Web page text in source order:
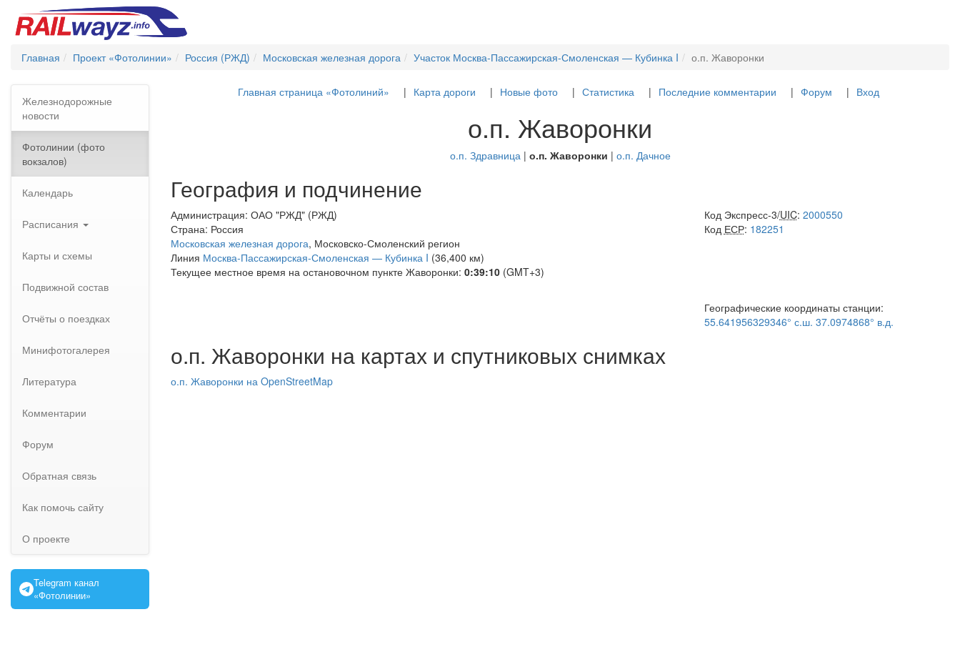
Главная Проект «Фотолинии» Россия (РЖД) Московская железная дорога Участок Москва-Пассажирская-Смоленская — Кубинка I о.п. Жаворонки
Железнодорожные
новости
Фотолинии (фото
вокзалов)
Календарь
Расписания
Карты и схемы
Подвижной состав
Отчёты о поездках
Минифотогалерея
Литература
Комментарии
Форум
Обратная связь
Как помочь сайту
О проекте
Telegram канал
«Фотолинии»
Главная страница «Фотолиний» Карта дороги Новые фото Статистика Последние комментарии Форум Вход
о.п. Жаворонки
о.п. Здравница| о.п. Жаворонки | о.п. Дачное
География и подчинение
Администрация: ОАО "РЖД" (РЖД)
Страна: Россия
Московская железная дорога, Московско-Смоленский регион
Линия Москва-Пассажирская-Смоленская — Кубинка I (36,400 км)
Текущее местное время на остановочном пункте Жаворонки: 0:39:10 (GMT+3)
Код Экспресс-3/UIC: 2000550
Код ЕСР: 182251
Географические координаты станции:
55.641956329346° с.ш. 37.0974868° в.д.
о.п. Жаворонки на картах и спутниковых снимках
о.п. Жаворонки на OpenStreetMap